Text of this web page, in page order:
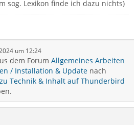
sog. Lexikon finde ich dazu nichts)
um 12:24
dem Forum Allgemeines Arbeiten
/ Installation & Update nach
Technik & Inhalt auf Thunderbird